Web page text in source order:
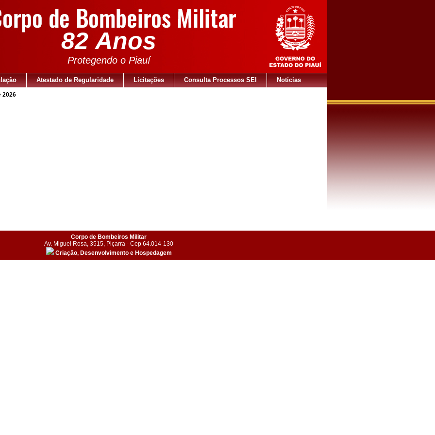
82 Anos
Protegendo o Piauí
Atestado de Regularidade Licitações Consulta Processos SEI Notícias
2026
Corpo de Bombeiros Militar
Av. Miguel Rosa, 3515, Piçarra - Cep 64.014-130
Criação, Desenvolvimento e Hospedagem